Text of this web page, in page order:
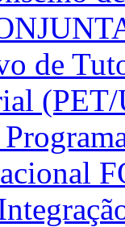
de